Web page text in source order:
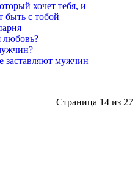
хочет тебя, и
быть с тобой
любовь?
заставляют мужчин
Страница 14 из 27